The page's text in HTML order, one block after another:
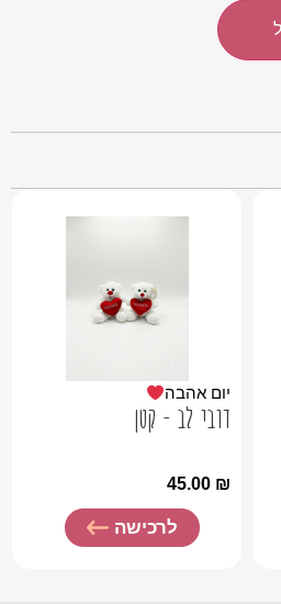
יום אהבה
דובי לב - קטן
45.00 ₪
לרכישה